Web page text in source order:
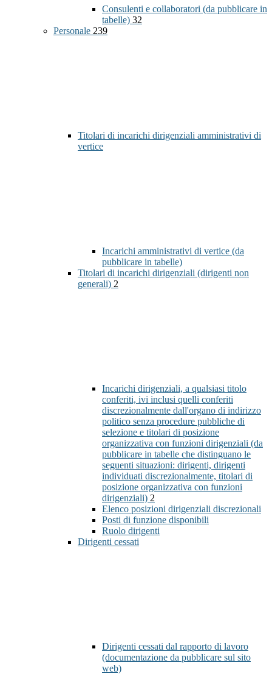
Consulenti e collaboratori (da pubblicare in
tabelle) 32
Personale 239
Titolari di incarichi dirigenziali amministrativi di
vertice
Incarichi amministrativi di vertice (da
pubblicare in tabelle)
Titolari di incarichi dirigenziali (dirigenti non
generali) 2
Incarichi dirigenziali, a qualsiasi titolo
conferiti, ivi inclusi quelli conferiti
discrezionalmente dall'organo di indirizzo
politico senza procedure pubbliche di
selezione e titolari di posizione
organizzativa con funzioni dirigenziali (da
pubblicare in tabelle che distinguano le
seguenti situazioni: dirigenti, dirigenti
individuati discrezionalmente, titolari di
posizione organizzativa con funzioni
dirigenziali) 2
Elenco posizioni dirigenziali discrezionali
Posti di funzione disponibili
Ruolo dirigenti
Dirigenti cessati
Dirigenti cessati dal rapporto di lavoro
(documentazione da pubblicare sul sito
web)